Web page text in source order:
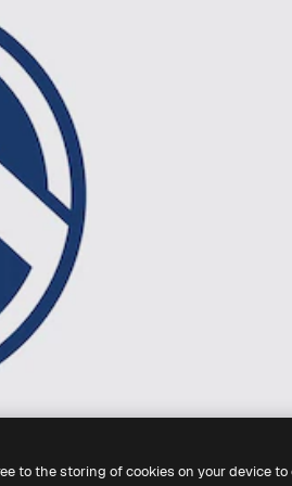
to the storing of cookies on your device